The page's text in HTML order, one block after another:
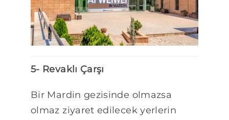
5- Revaklı Çarşı
Bir Mardin gezisinde olmazsa
olmaz ziyaret edilecek yerlerin